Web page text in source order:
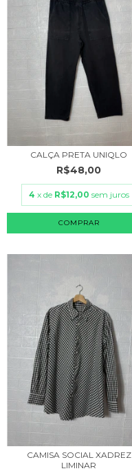
CALÇA PRETA UNIQLO
R$48,00
4 x de R$12,00 sem juros
COMPRAR
CAMISA SOCIAL XADREZ
LIMINAR